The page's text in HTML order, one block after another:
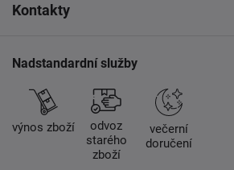
Kontakty
Nadstandardní služby
výnos zboží
odvoz
starého
zboží
večerní
doručení